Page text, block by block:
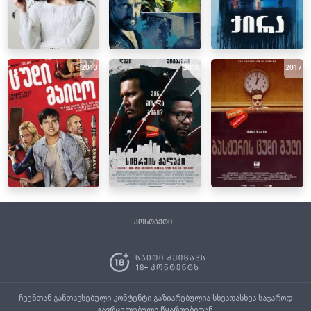
2013 2018 2017
კონტაქტი
ჩვენთან განთავსებული კონტენტი გაზიარებულია სხვადასხვა საჯაროდ